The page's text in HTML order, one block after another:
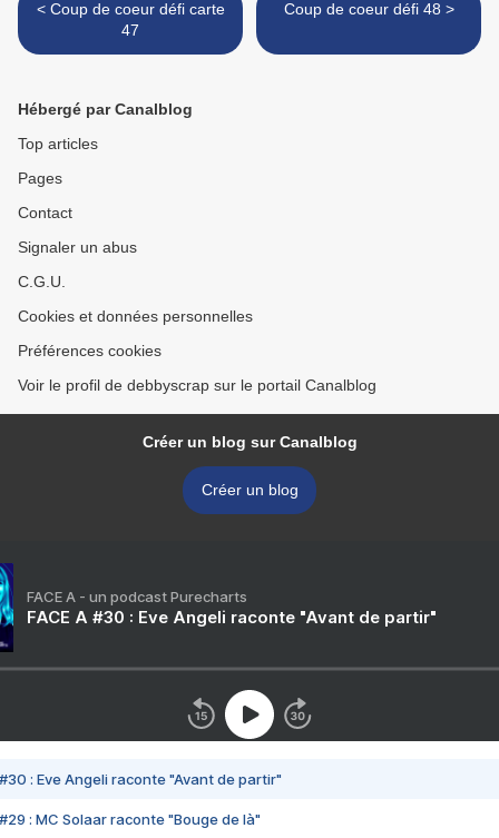
< Coup de coeur défi carte
47
Coup de coeur défi 48 >
Hébergé par Canalblog
Top articles
Pages
Contact
Signaler un abus
C.G.U.
Cookies et données personnelles
Préférences cookies
Voir le profil de debbyscrap sur le portail Canalblog
Créer un blog sur Canalblog
Créer un blog
FACE A - un podcast Purecharts
FACE A #30 : Eve Angeli raconte "Avant de partir"
#30 : Eve Angeli raconte "Avant de partir"
#29 : MC Solaar raconte "Bouge de là"